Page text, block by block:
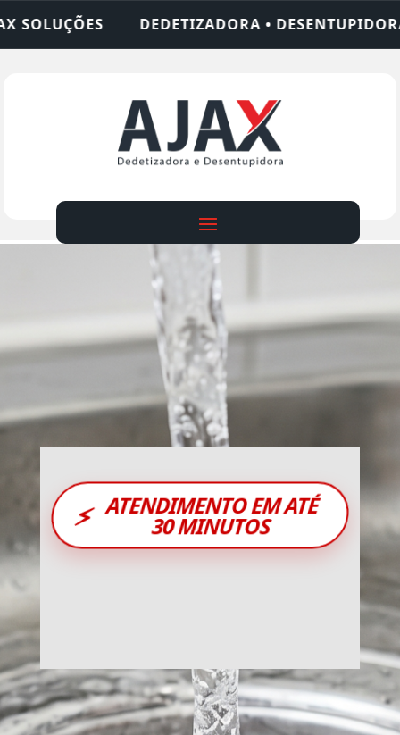
• DESENTUPIDORA • LIMPEZA DE FOSSA •
⚡ ATENDIMENTO EM ATÉ
30 MINUTOS